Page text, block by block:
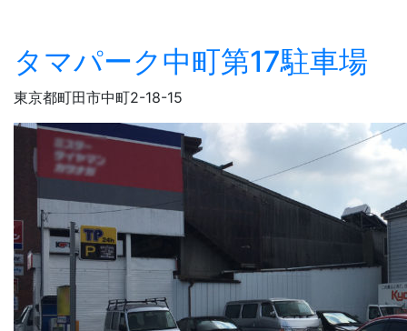
タマパーク中町第17駐車場
東京都町田市中町2-18-15